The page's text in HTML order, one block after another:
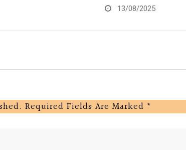
13/08/2025
Required Fields Are Marked *